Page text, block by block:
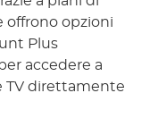
offrono opzioni
Plus
accedere a
TV direttamente